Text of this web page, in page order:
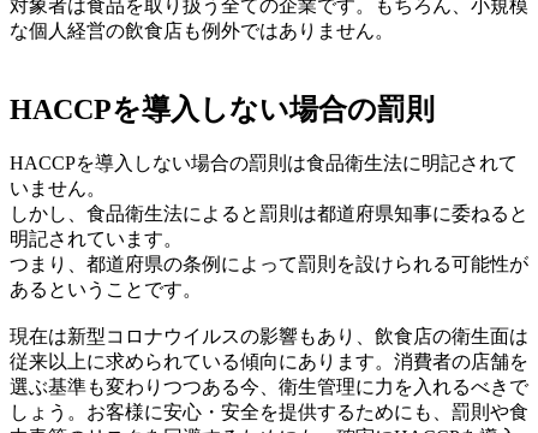
対象者は食品を取り扱う全ての企業です。もちろん、小規模
な個人経営の飲食店も例外ではありません。
HACCPを導入しない場合の罰則
HACCPを導入しない場合の罰則は食品衛生法に明記されて
いません。
しかし、食品衛生法によると罰則は都道府県知事に委ねると
明記されています。
つまり、都道府県の条例によって罰則を設けられる可能性が
あるということです。
現在は新型コロナウイルスの影響もあり、飲食店の衛生面は
従来以上に求められている傾向にあります。消費者の店舗を
選ぶ基準も変わりつつある今、衛生管理に力を入れるべきで
しょう。お客様に安心・安全を提供するためにも、罰則や食